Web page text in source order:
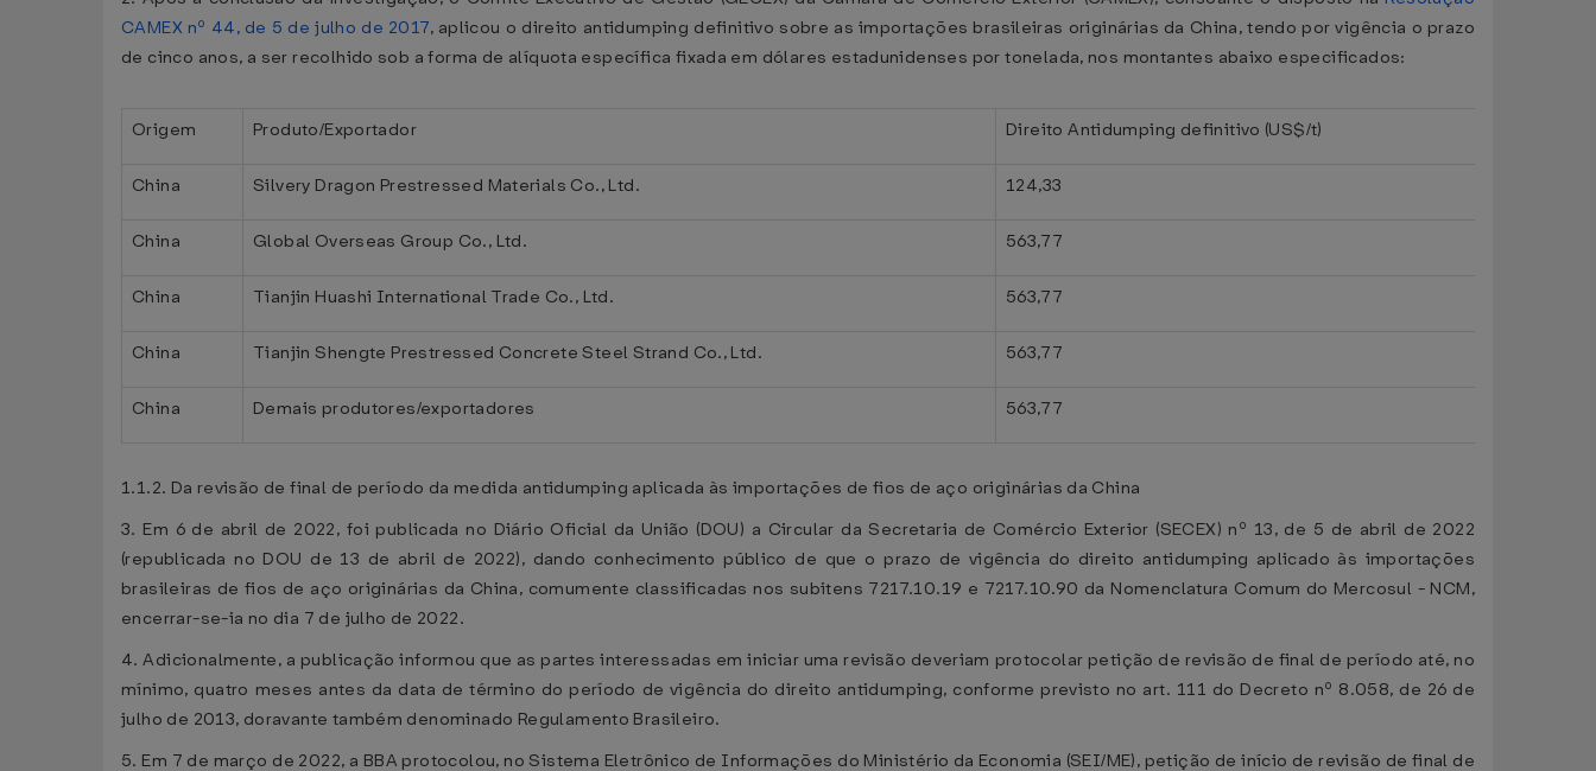
CAMEX nº 44, de 5 de julho de 2017, aplicou o direito antidumping definitivo sobre as importações brasileiras originárias da China, tendo por vigência o prazo
de cinco anos, a ser recolhido sob a forma de alíquota específica fixada em dólares estadunidenses por tonelada, nos montantes abaixo especificados:
Origem Produto/Exportador Direito Antidumping definitivo (US$/t)
China Silvery Dragon Prestressed Materials Co., Ltd. 124,33
China Global Overseas Group Co., Ltd. 563,77
China Tianjin Huashi International Trade Co., Ltd. 563,77
China Tianjin Shengte Prestressed Concrete Steel Strand Co., Ltd. 563,77
China Demais produtores/exportadores 563,77
1.1.2. Da revisão de final de período da medida antidumping aplicada às importações de fios de aço originárias da China
3. Em 6 de abril de 2022, foi publicada no Diário Oficial da União (DOU) a Circular da Secretaria de Comércio Exterior (SECEX) nº 13, de 5 de abril de 2022
(republicada no DOU de 13 de abril de 2022), dando conhecimento público de que o prazo de vigência do direito antidumping aplicado às importações
brasileiras de fios de aço originárias da China, comumente classificadas nos subitens 7217.10.19 e 7217.10.90 da Nomenclatura Comum do Mercosul - NCM,
encerrar-se-ia no dia 7 de julho de 2022.
4. Adicionalmente, a publicação informou que as partes interessadas em iniciar uma revisão deveriam protocolar petição de revisão de final de período até, no
mínimo, quatro meses antes da data de término do período de vigência do direito antidumping, conforme previsto no art. 111 do Decreto nº 8.058, de 26 de
julho de 2013, doravante também denominado Regulamento Brasileiro.
5. Em 7 de março de 2022, a BBA protocolou, no Sistema Eletrônico de Informações do Ministério da Economia (SEI/ME), petição de início de revisão de final de